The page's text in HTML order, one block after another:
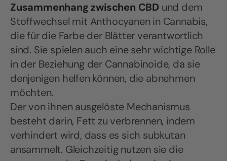
Zusammenhang zwischen CBD und dem
Stoffwechsel mit Anthocyanen in Cannabis,
die für die Farbe der Blätter verantwortlich
sind. Sie spielen auch eine sehr wichtige Rolle
in der Beziehung der Cannabinoide, da sie
denjenigen helfen können, die abnehmen
möchten.
Der von ihnen ausgelöste Mechanismus
besteht darin, Fett zu verbrennen, indem
verhindert wird, dass es sich subkutan
ansammelt. Gleichzeitig nutzen sie die